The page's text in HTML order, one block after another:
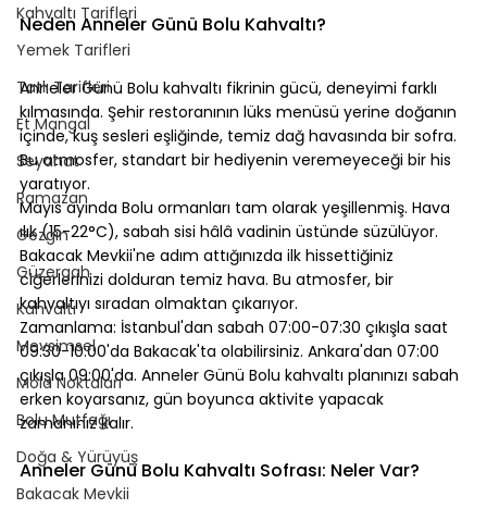
Kahvaltı Tarifleri
Yemek Tarifleri
Tatlı Tarifleri
Et Mangal
Seyahat
Ramazan
Gezgin
Güzergah
Kahvaltı
Mevsimsel
Mola Noktaları
Bolu Mutfağı
Doğa & Yürüyüş
Bakacak Mevkii
Neden Anneler Günü Bolu Kahvaltı?
Anneler Günü Bolu kahvaltı fikrinin gücü, deneyimi farklı
kılmasında. Şehir restoranının lüks menüsü yerine doğanın
içinde, kuş sesleri eşliğinde, temiz dağ havasında bir sofra.
Bu atmosfer, standart bir hediyenin veremeyeceği bir his
yaratıyor.
Mayıs ayında Bolu ormanları tam olarak yeşillenmiş. Hava
ılık (15-22°C), sabah sisi hâlâ vadinin üstünde süzülüyor.
Bakacak Mevkii'ne adım attığınızda ilk hissettiğiniz
ciğerlerinizi dolduran temiz hava. Bu atmosfer, bir
kahvaltıyı sıradan olmaktan çıkarıyor.
Zamanlama: İstanbul'dan sabah 07:00-07:30 çıkışla saat
09:30-10:00'da Bakacak'ta olabilirsiniz. Ankara'dan 07:00
çıkışla 09:00'da. Anneler Günü Bolu kahvaltı planınızı sabah
erken koyarsanız, gün boyunca aktivite yapacak
zamanınız kalır.
⠀
Anneler Günü Bolu Kahvaltı Sofrası: Neler Var?